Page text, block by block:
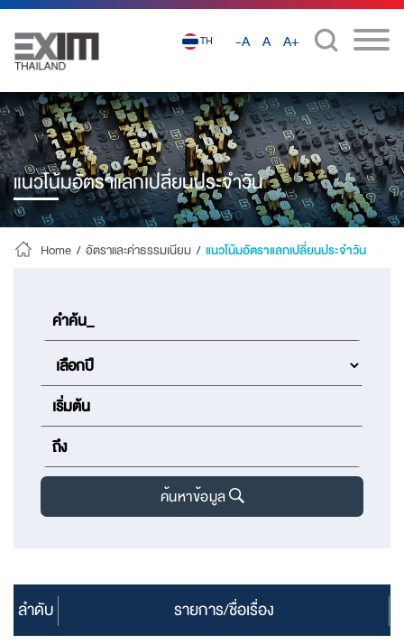
TH -A A A+
แนวโน้มอัตราแลกเปลี่ยนประจำวัน
Home / อัตราและค่าธรรมเนียม / แนวโน้มอัตราแลกเปลี่ยนประจำวัน
ค้นหาข้อมูล
ลำดับ รายการ/ชื่อเรื่อง